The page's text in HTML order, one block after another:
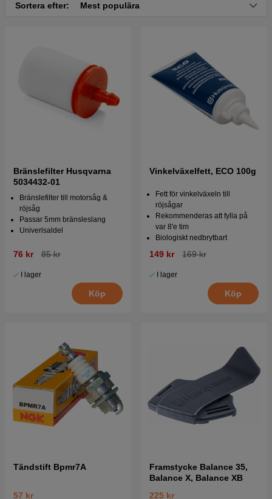
Sortera efter: Mest populära
Bränslefilter Husqvarna
5034432-01
Bränslefilter till motorsåg &
röjsåg
Passar 5mm bränsleslang
Univerlsaldel
76 kr 85 kr
I lager
Köp
Vinkelväxelfett, ECO 100g
Fett för vinkelväxeln till
röjsågar
Rekommenderas att fylla på
var 8'e tim
Biologiskt nedbrytbart
149 kr 169 kr
I lager
Köp
Tändstift Bpmr7A
57 kr
Framstycke Balance 35,
Balance X, Balance XB
225 kr